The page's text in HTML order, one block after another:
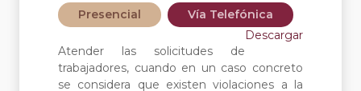
Presencial
Vía Telefónica
Descargar
Atender las solicitudes de
trabajadores, cuando en un caso concreto
se considera que existen violaciones a la